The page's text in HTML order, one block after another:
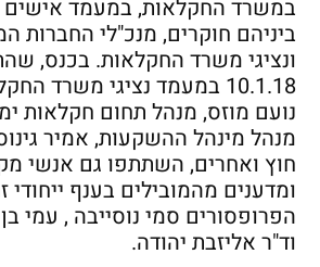
במשרד החקלאות, במעמד אישים
ביניהם חוקרים, מנכ"לי החברות
ונציגי משרד החקלאות. בכנס,
10.1.18 במעמד נציגי משרד
נועם מוזס, מנהל תחום חקלאות
מנהל מינהל ההשקעות, אמיר
חוץ ואחרים, השתתפו גם אנשי
ומדענים מהמובילים בענף ייחודי
הפרופסורים סמי נוסייבה , עמי
וד"ר אליזבת יהודה.